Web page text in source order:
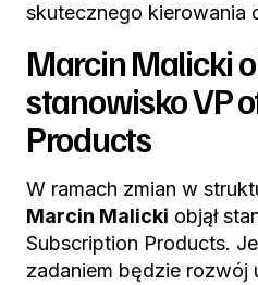
skutecznego kierowania
Marcin Malicki
stanowisko VP
Products
W ramach zmian w
Marcin Malicki objął
Subscription Products.
zadaniem będzie rozwój